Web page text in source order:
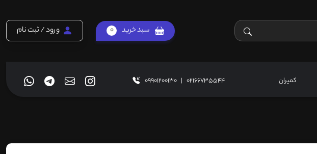
سبد خرید 0 ورود / ثبت نام
کمیران 02166735544
|
09901200130